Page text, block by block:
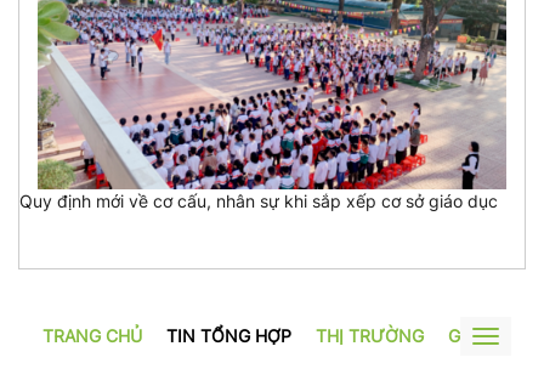
Quy định mới về cơ cấu, nhân sự khi sắp xếp cơ sở giáo dục
TRANG CHỦ TIN TỔNG HỢP THỊ TRƯỜNG GƯƠNG
Toggle